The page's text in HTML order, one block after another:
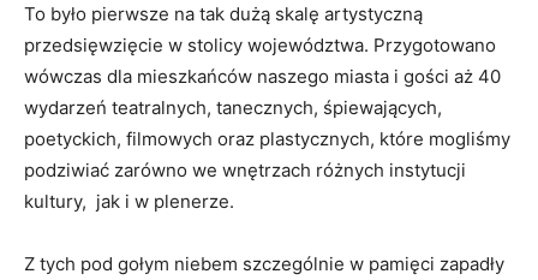
To było pierwsze na tak dużą skalę artystyczną
przedsięwzięcie w stolicy województwa. Przygotowano
wówczas dla mieszkańców naszego miasta i gości aż 40
wydarzeń teatralnych, tanecznych, śpiewających,
poetyckich, filmowych oraz plastycznych, które mogliśmy
podziwiać zarówno we wnętrzach różnych instytucji
kultury, jak i w plenerze.
Z tych pod gołym niebem szczególnie w pamięci zapadły